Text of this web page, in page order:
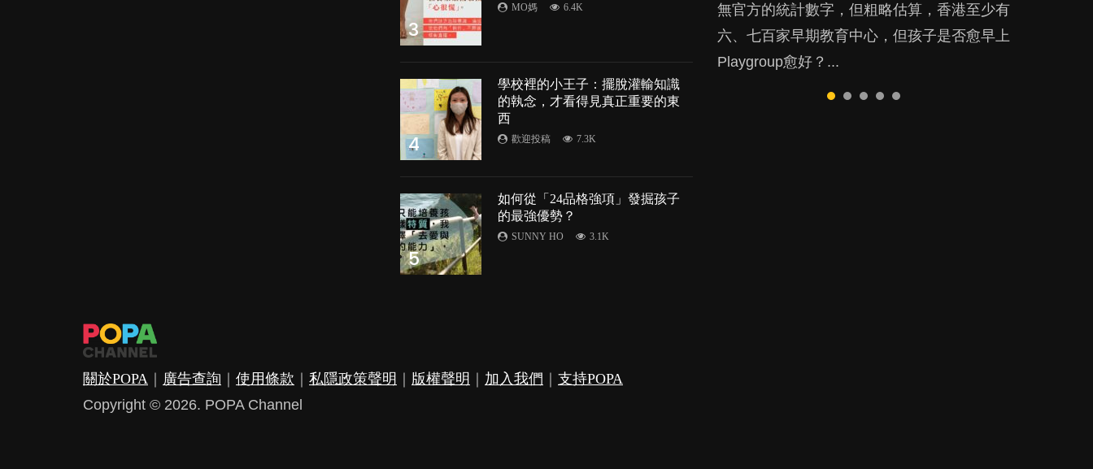
3
MO媽 6.4K
4
學校裡的小王子：擺脫灌輸知識
的執念，才看得見真正重要的東
西
歡迎投稿 7.3K
5
如何從「24品格強項」發掘孩子
的最強優勢？
SUNNY HO 3.1K
無官方的統計數字，但粗略估算，香港至少有
六、七百家早期教育中心，但孩子是否愈早上
Playgroup愈好？...
生以遊戲方式學習，學術能力和自制能力亦明
顯比其他小朋友優勝，到底這課程有何特別之
處？...
殺，或傷害小朋友的念頭。但為何爸爸患上產
後抑鬱往往難以察覺？...
好，還是在職好。雖說每個家庭都有自己的獨
特狀況和考慮因素，但原來全職和在職媽媽所
養育的子女其實都各有擅長。...
一旦養成吮手指的習慣，大個就很難戒，但原
來一刀切阻止他們放東西入口，隨時會影響孩
子的身心發展？...
關於POPA 廣告查詢 使用條款 私隱政策聲明 版權聲明 加入我們
支持POPA
Copyright © 2026. POPA Channel